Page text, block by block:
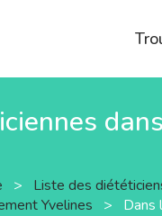
> Liste des
Yvelines > Dans